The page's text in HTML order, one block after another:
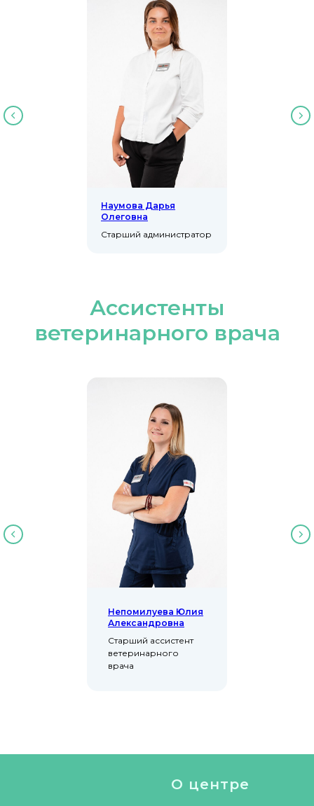
Наумова Дарья
Олеговна
Старший администратор
Ассистенты
ветеринарного врача
Непомилуева Юлия
Александровна
Старший ассистент
ветеринарного
врача
О центре